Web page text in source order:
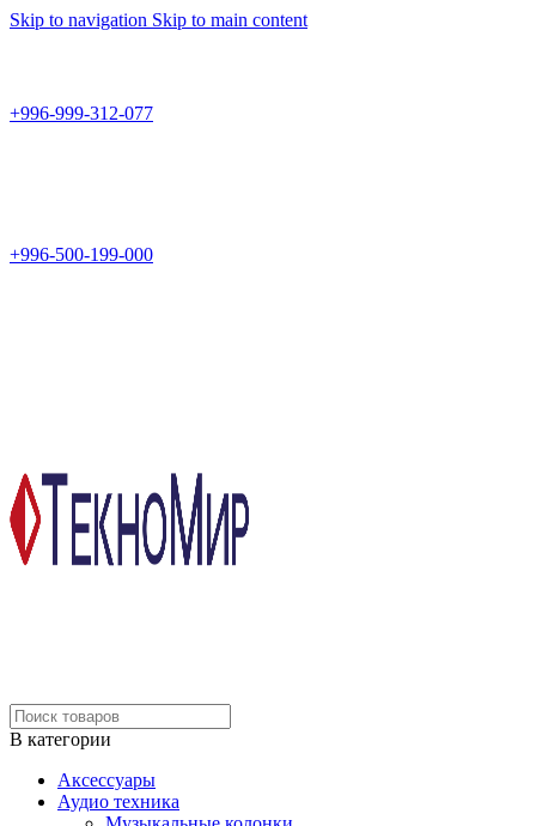
Skip to navigation Skip to main content
+996-999-312-077
+996-500-199-000
В категории
Аксессуары
Аудио техника